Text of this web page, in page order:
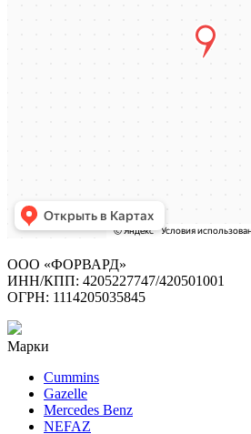
ООО «ФОРВАРД»
ИНН/КПП: 4205227747/420501001
ОГРН: 1114205035845
Марки
Cummins
Gazelle
Mercedes Benz
NEFAZ